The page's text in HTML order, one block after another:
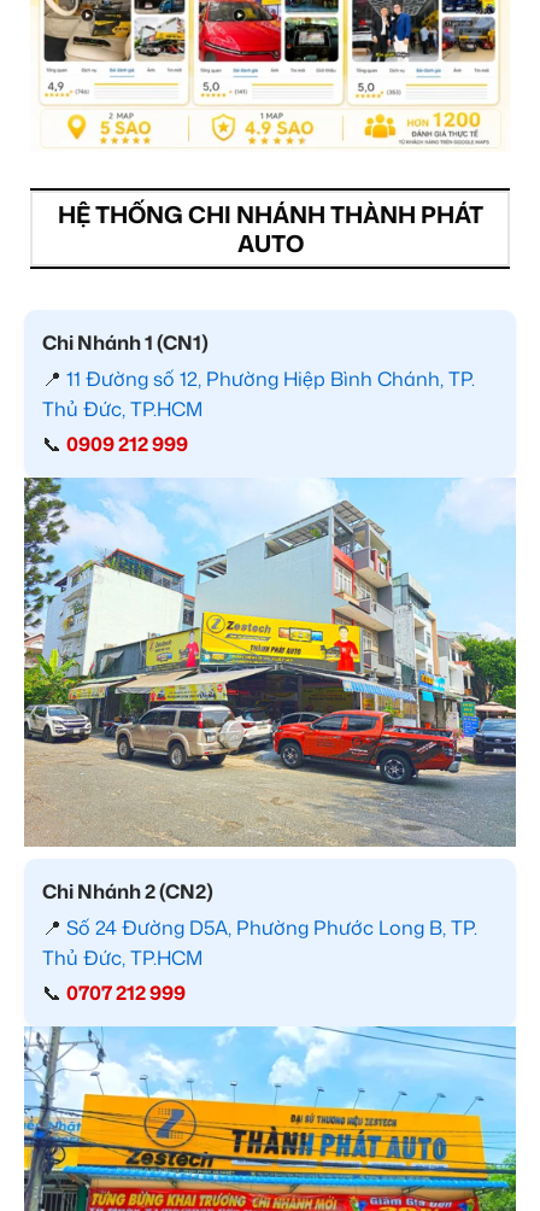
HỆ THỐNG CHI NHÁNH THÀNH PHÁT
AUTO
Chi Nhánh 1 (CN1)
📍 11 Đường số 12, Phường Hiệp Bình Chánh, TP.
Thủ Đức, TP.HCM
📞 0909 212 999
Chi Nhánh 2 (CN2)
📍 Số 24 Đường D5A, Phường Phước Long B, TP.
Thủ Đức, TP.HCM
📞 0707 212 999